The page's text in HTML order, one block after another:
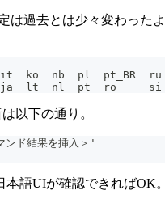
は過去とは少々変わった
以下の通り。
結果を挿入＞'
語UIが確認できれば